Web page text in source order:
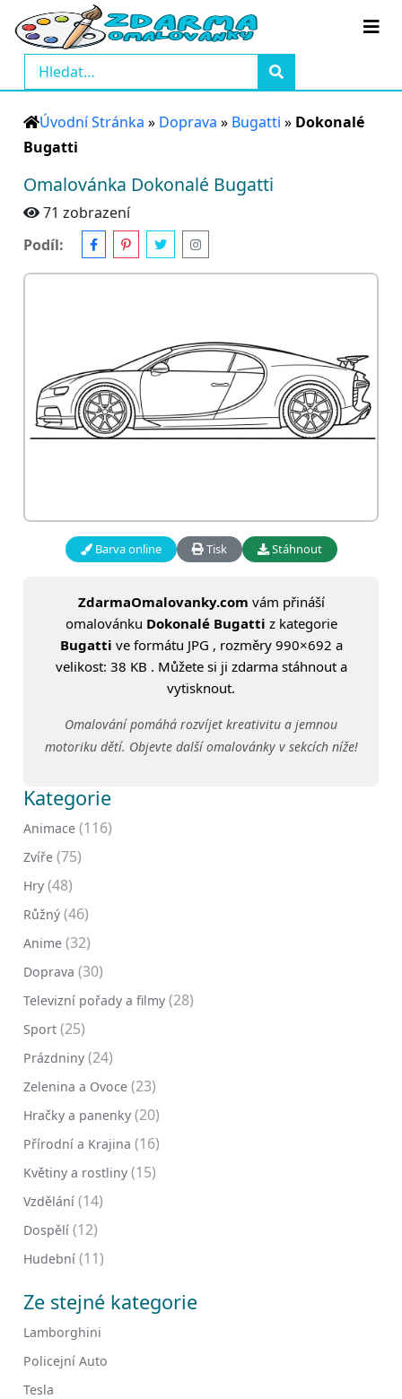
Úvodní Stránka » Doprava » Bugatti » Dokonalé
Bugatti
Omalovánka Dokonalé Bugatti
71 zobrazení
Podíl:
Barva online Tisk Stáhnout
ZdarmaOmalovanky.com vám přináší
omalovánku Dokonalé Bugatti z kategorie
Bugatti ve formátu JPG , rozměry 990×692 a
velikost: 38 KB . Můžete si ji zdarma stáhnout a
vytisknout.
Omalování pomáhá rozvíjet kreativitu a jemnou
motoriku dětí. Objevte další omalovánky v sekcích níže!
Kategorie
Animace (116)
Zvíře (75)
Hry (48)
Růžný (46)
Anime (32)
Doprava (30)
Televizní pořady a filmy (28)
Sport (25)
Prázdniny (24)
Zelenina a Ovoce (23)
Hračky a panenky (20)
Přírodní a Krajina (16)
Květiny a rostliny (15)
Vzdělání (14)
Dospělí (12)
Hudební (11)
Ze stejné kategorie
Lamborghini
Policejní Auto
Tesla